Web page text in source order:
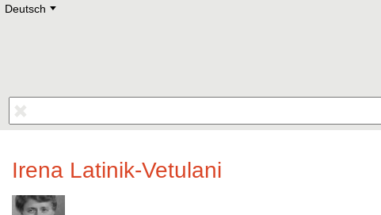
Deutsch E
Deutsch
Polski
Hebrew
Irena Latinik-Vetulani